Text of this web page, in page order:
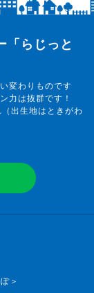
「らじっと
変わりものです
力は抜群です！
出生地はときがわ
＞